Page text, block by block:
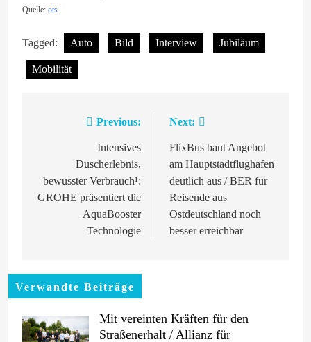
Quelle: ots
Tagged: Auto Bild Interview Jubiläum
Mobilität
Beitragsnavigation
Previous:
Intensives
Duscherlebnis,
bewusster Verbrauch¹:
GROHE präsentiert die
AquaBooster
Technologie
Next:
FlixBus baut Angebot
am Hauptstadtflughafen
deutlich aus / BER für
Reisende aus
Ostdeutschland noch
besser erreichbar
Verwandte Beiträge
Mit vereinten Kräften für den
Straßenerhalt / Allianz für